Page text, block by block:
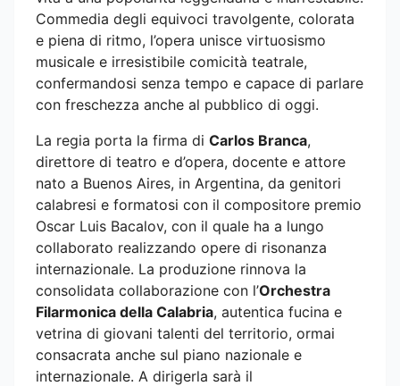
Commedia degli equivoci travolgente, colorata
e piena di ritmo, l’opera unisce virtuosismo
musicale e irresistibile comicità teatrale,
confermandosi senza tempo e capace di parlare
con freschezza anche al pubblico di oggi.
La regia porta la firma di Carlos Branca,
direttore di teatro e d’opera, docente e attore
nato a Buenos Aires, in Argentina, da genitori
calabresi e formatosi con il compositore premio
Oscar Luis Bacalov, con il quale ha a lungo
collaborato realizzando opere di risonanza
internazionale. La produzione rinnova la
consolidata collaborazione con l’Orchestra
Filarmonica della Calabria, autentica fucina e
vetrina di giovani talenti del territorio, ormai
consacrata anche sul piano nazionale e
internazionale. A dirigerla sarà il